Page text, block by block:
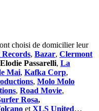
choisi de domicilier leur
Records, Bazar, Clermont
Elodie Passarelli, La
Mai, Kafka Corp,
, Molo Molo
, Road Movie,
Rosa,
et XLS United…